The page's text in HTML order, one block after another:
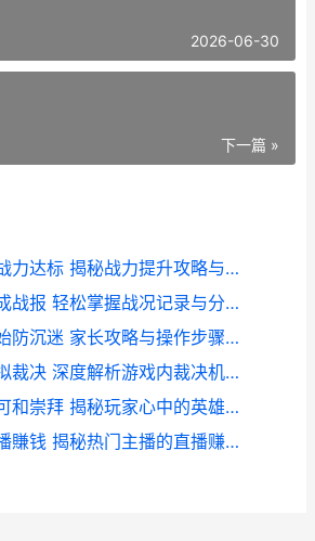
2026-06-30
下一篇 »
王者荣耀多少的战力达标 揭秘战力提升攻略与装备搭配技巧
王者荣耀如何生成战报 轻松掌握战况记录与分享技巧
王者荣耀如何开始防沉迷 家长攻略与操作步骤详解
王者荣耀如何模拟裁决 深度解析游戏内裁决机制与模拟技巧
王者荣耀如何认可和崇拜 揭秘玩家心中的英雄崇拜现象
王者荣耀如何直播賺钱 揭秘热门主播的直播赚钱攻略